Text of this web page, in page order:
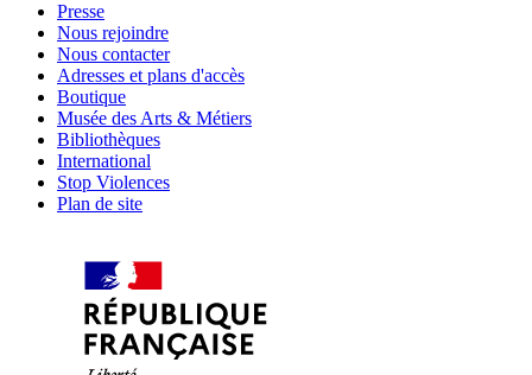
Presse
Nous rejoindre
Nous contacter
Adresses et plans d'accès
Boutique
Musée des Arts & Métiers
Bibliothèques
International
Stop Violences
Plan de site